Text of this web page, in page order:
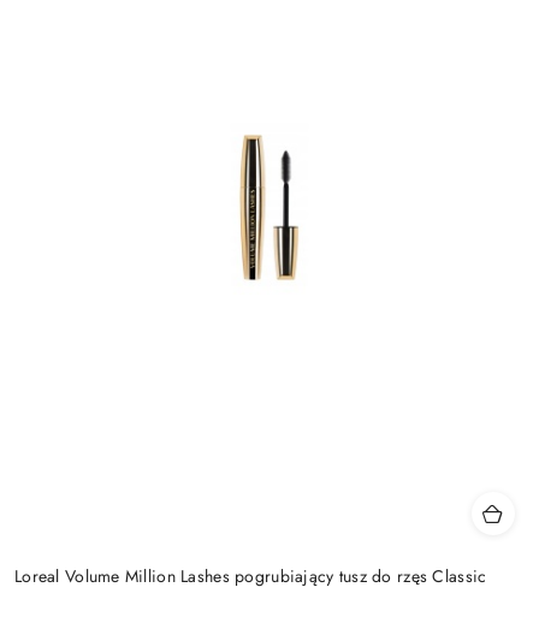
Loreal Volume Million Lashes pogrubiający tusz do rzęs Classic